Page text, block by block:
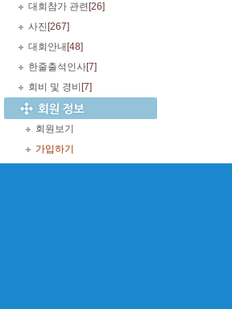
대회참가 관련 [26]
사진 [267]
대회안내 [48]
한줄출석인사[7]
회비 및 경비 [7]
회원보기
가입하기